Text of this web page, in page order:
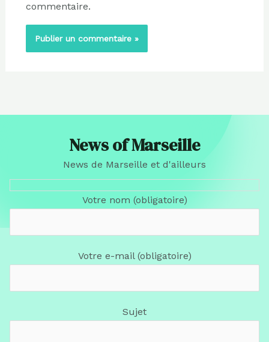
commentaire.
News of Marseille
News de Marseille et d'ailleurs
Votre nom (obligatoire)
Votre e-mail (obligatoire)
Sujet